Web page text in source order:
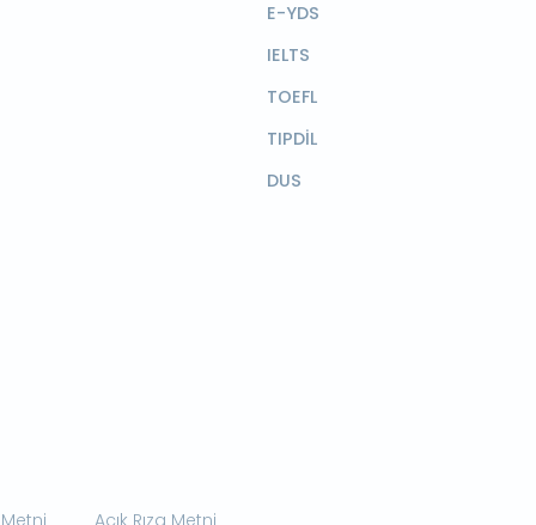
E-YDS
IELTS
TOEFL
TIPDİL
DUS
Açık Rıza Metni